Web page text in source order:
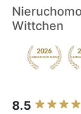
Wittchen
8.5